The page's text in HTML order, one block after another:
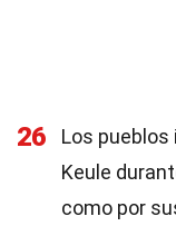
26
Los pueblos
Keule
como por